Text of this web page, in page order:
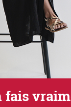
fais